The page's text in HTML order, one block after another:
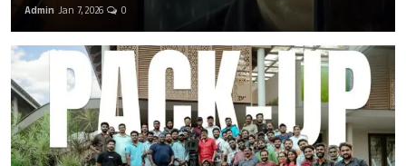
Admin Jan 7, 2026 0